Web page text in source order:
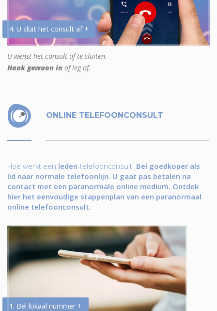
4. U sluit het consult af +
U wenst het consult af te sluiten.
Haak gewoon in of leg af.
ONLINE TELEFOONCONSULT
Hoe werkt een leden-telefoonconsult. Bel goedkoper als
lid naar normale telefoonlijn. U gaat pas betalen na
contact met een paranormale online medium. Ontdek
hier het eenvoudige stappenplan van een paranormaal
online telefoonconsult.
1. Bel lokaal nummer +